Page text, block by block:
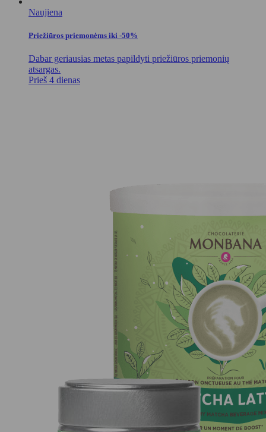
Naujiena
Priežiūros priemonėms iki -50%
Dabar geriausias metas papildyti priežiūros priemonių
atsargas.
Prieš 4 dienas